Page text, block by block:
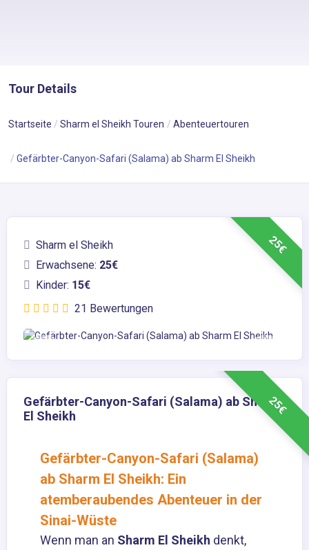
Tour Details
Startseite Sharm el Sheikh Touren Abenteuertouren
Gefärbter-Canyon-Safari (Salama) ab Sharm El Sheikh
25€
Sharm el Sheikh
Erwachsene: 25€
Kinder: 15€
21 Bewertungen
25€
Gefärbter-Canyon-Safari (Salama) ab Sharm
El Sheikh
Gefärbter-Canyon-Safari (Salama)
ab Sharm El Sheikh: Ein
atemberaubendes Abenteuer in der
Sinai-Wüste
Wenn man an Sharm El Sheikh denkt,